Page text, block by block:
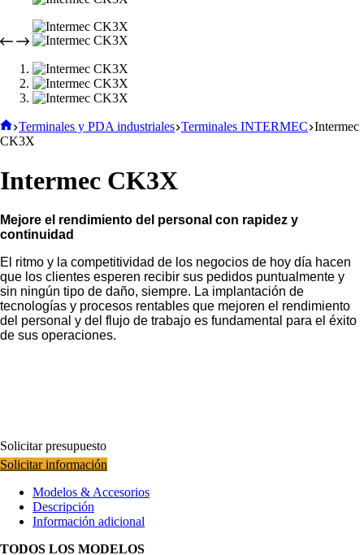
Inicio
Terminales y PDA industriales Terminales INTERMEC Intermec
CK3X
Intermec CK3X
Mejore el rendimiento del personal con rapidez y
continuidad
El ritmo y la competitividad de los negocios de hoy día hacen
que los clientes esperen recibir sus pedidos puntualmente y
sin ningún tipo de daño, siempre. La implantación de
tecnologías y procesos rentables que mejoren el rendimiento
del personal y del flujo de trabajo es fundamental para el éxito
de sus operaciones.
Solicitar presupuesto
Solicitar información
Modelos & Accesorios
Descripción
Información adicional
TODOS LOS MODELOS